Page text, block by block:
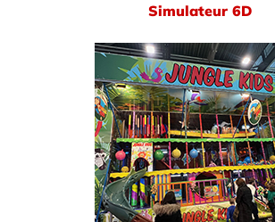
Simulateur 6D